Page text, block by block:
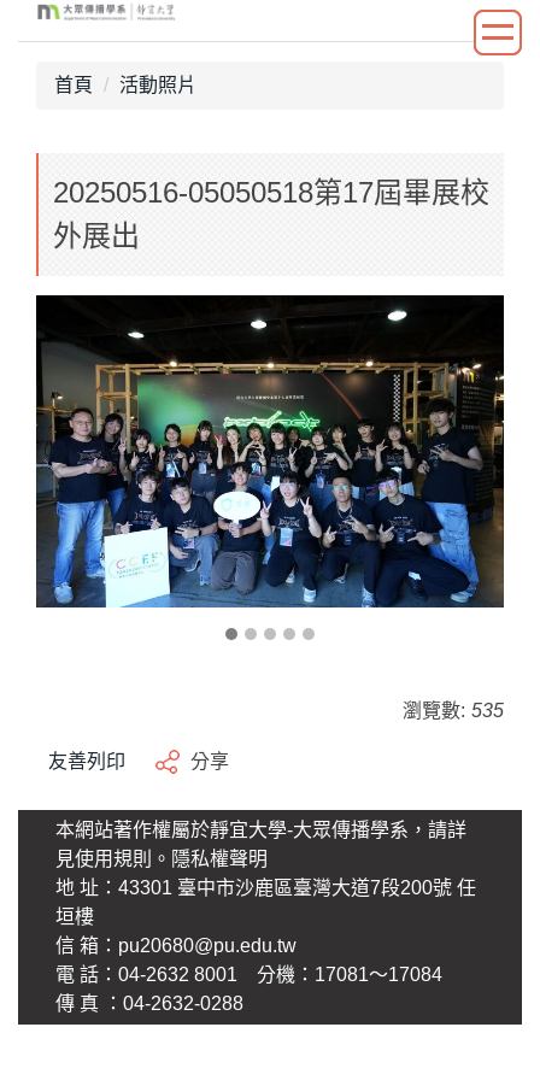
到
首頁 活動照片
20250516-05050518第17屆畢展校
外展出
瀏覽數: 535
友善列印 分享
本網站著作權屬於靜宜大學-大眾傳播學系，請詳
見使用規則。 隱私權聲明
地 址：43301 臺中市沙鹿區臺灣大道7段200號 任
垣樓
信 箱： pu20680@pu.edu.tw
電 話：04-2632 8001 分機：17081～17084
傳 真 ：04-2632-0288